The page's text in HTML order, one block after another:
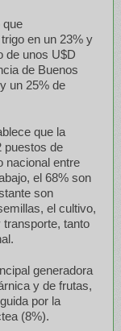
que
en un 23% y
de unos U$D
de Buenos
un 25% de
que la
puestos de
nacional entre
el 68% son
son
el cultivo,
tanto
generadora
y de frutas,
por la
(8%).